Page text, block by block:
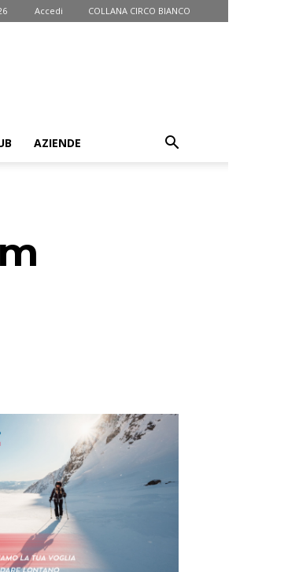
Accedi COLLANA CIRCO BIANCO
AZIENDE